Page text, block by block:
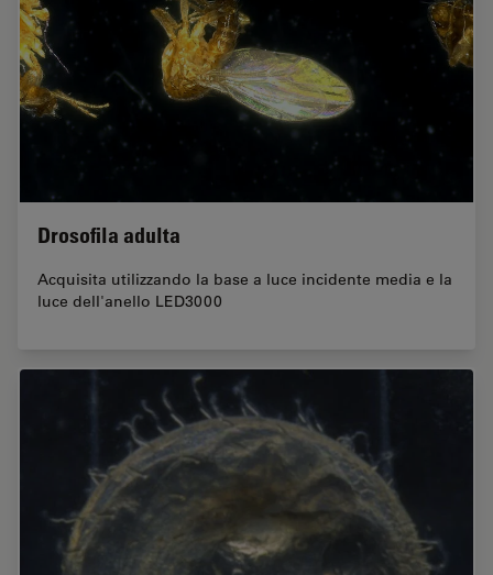
Drosofila adulta
Acquisita utilizzando la base a luce incidente media e la
luce dell'anello LED3000